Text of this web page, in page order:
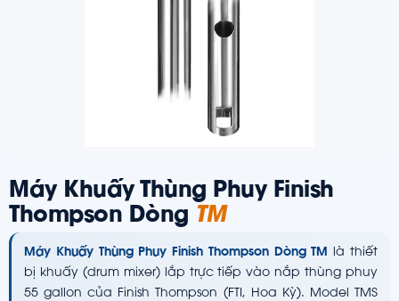
Máy Khuấy Thùng Phuy Finish
Thompson Dòng TM
Máy Khuấy Thùng Phuy Finish Thompson Dòng TM là thiết
bị khuấy (drum mixer) lắp trực tiếp vào nắp thùng phuy
55 gallon của Finish Thompson (FTI, Hoa Kỳ). Model TMS